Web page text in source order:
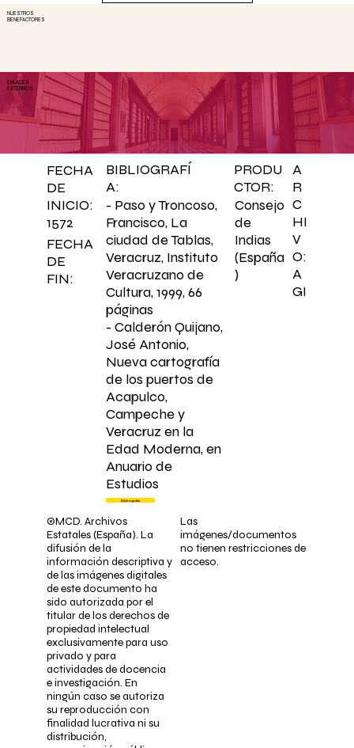
FECHA
DE
FIN:
FECHA
DE
INICIO:
1572
©MCD. Archivos
Estatales (España). La
difusión de la
información descriptiva y
de las imágenes digitales
de este documento ha
sido autorizada por el
titular de los derechos de
propiedad intelectual
exclusivamente para uso
privado y para
actividades de docencia
e investigación. En
ningún caso se autoriza
su reproducción con
finalidad lucrativa ni su
distribución,
BIBLIOGRAFÍ
A:
- Paso y Troncoso,
Francisco, La
ciudad de Tablas,
Veracruz, Instituto
Veracruzano de
Cultura, 1999, 66
páginas
- Calderón Quijano,
José Antonio,
Nueva cartografía
de los puertos de
Acapulco,
Campeche y
Veracruz en la
Edad Moderna, en
Anuario de
Estudios
Bibliografía
PRODU
CTOR:
Consejo
de
Indias
(España
)
Las
imágenes/documentos
no tienen restricciones de
acceso.
A
R
C
HI
V
O:
A
GI
NUESTROS
BENEFACTORES
ENLACES
EXTERNOS